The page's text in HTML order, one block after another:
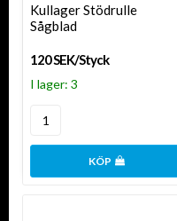
Kullager Stödrulle
Sågblad
120 SEK/Styck
I lager: 3
KÖP